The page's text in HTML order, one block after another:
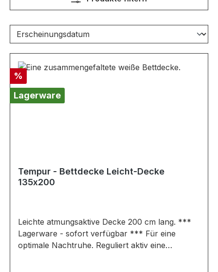
Rabatt
%
Lagerware
Tempur - Bettdecke Leicht-Decke
135x200
Leichte atmungsaktive Decke 200 cm lang. ***
Lagerware - sofort verfügbar *** Für eine
optimale Nachtruhe. Reguliert aktiv eine